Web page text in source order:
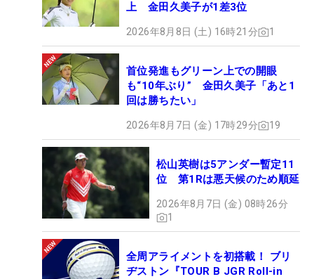
上 金田久美子が1差3位
2026年8月8日 (土) 16時21分 1
首位発進もグリーン上での開眼
も“10年ぶり” 金田久美子「あと1
回は勝ちたい」
2026年8月7日 (金) 17時29分 19
松山英樹は5アンダー暫定11
位 第1Rは悪天候のため順延
2026年8月7日 (金) 08時26分
1
全周アライメントを初搭載！ ブリ
ヂストン『TOUR B JGR Roll-in